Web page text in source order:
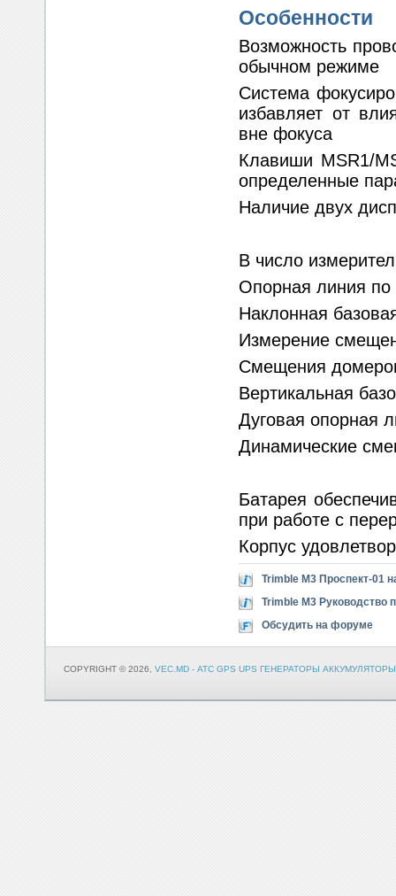
Особенности
Возможность
обычном режиме
Система
избавляет от
вне фокуса
Клавиши MSR1/
определенные
Наличие двух
В число
Опорная линия по
Наклонная
Измерение
Смещения
Вертикальная
Дуговая опорная
Динамические
Батарея
при работе с
Корпус
Trimble M3 Проспект-01
Trimble M3 Руководство
Обсудить на форуме
COPYRIGHT © 2026, VEC.MD - АТС GPS UPS ГЕНЕРАТОРЫ